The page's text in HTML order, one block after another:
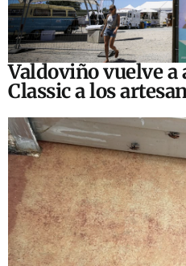
Valdoviño vuelve
Classic a los